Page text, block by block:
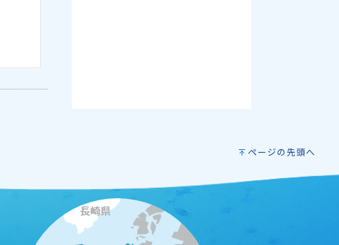
ページの先頭へ